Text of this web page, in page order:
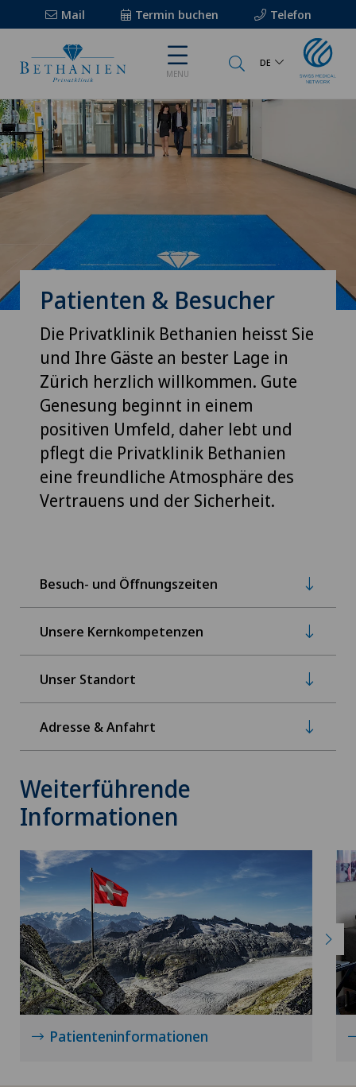
Mail Termin buchen Telefon
MENU
DE
Patienten & Besucher
Die Privatklinik Bethanien heisst Sie
und Ihre Gäste an bester Lage in
Zürich herzlich willkommen. Gute
Genesung beginnt in einem
positiven Umfeld, daher lebt und
pflegt die Privatklinik Bethanien
eine freundliche Atmosphäre des
Vertrauens und der Sicherheit.
Besuch- und Öffnungszeiten
Unsere Kernkompetenzen
Unser Standort
Adresse & Anfahrt
Weiterführende
Informationen
Patienteninformationen